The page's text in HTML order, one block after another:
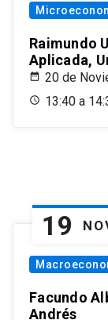
Raimundo
Aplicada,
20 de
13:40 a
19
Facundo
Andrés